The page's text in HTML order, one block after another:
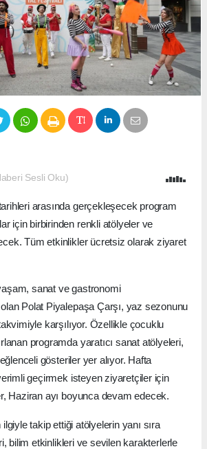
Sesli Oku)
arasında gerçekleşecek program
için birbirinden renkli atölyeler ve
Tüm etkinlikler ücretsiz olarak ziyaret
sanat ve gastronomi
Polat Piyalepaşa Çarşı, yaz sezonunu
karşılıyor. Özellikle çocuklu
programda yaratıcı sanat atölyeleri,
gösteriler yer alıyor. Hafta
geçirmek isteyen ziyaretçiler için
Haziran ayı boyunca devam edecek.
takip ettiği atölyelerin yanı sıra
bilim etkinlikleri ve sevilen karakterlerle